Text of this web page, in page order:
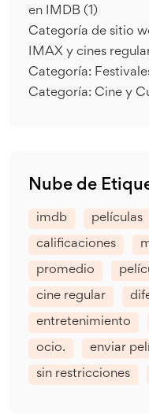
en IMDB (1)
Categoría de sitio
IMAX y cines
Categoría:
Categoría: Cine y
Nube de
imdb películas
calificaciones
promedio
cine regular
entretenimiento
ocio. enviar
sin restricciones